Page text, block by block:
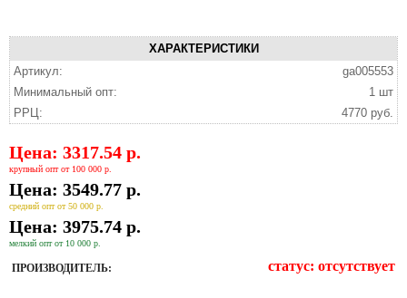
ХАРАКТЕРИСТИКИ
Артикул:
ga005553
Минимальный опт:
1 шт
РРЦ:
4770 руб.
Цена: 3317.54 р.
крупный опт от 100 000 р.
Цена: 3549.77 р.
средний опт от 50 000 р.
Цена: 3975.74 р.
мелкий опт от 10 000 р.
ПРОИЗВОДИТЕЛЬ: статус: отсутствует